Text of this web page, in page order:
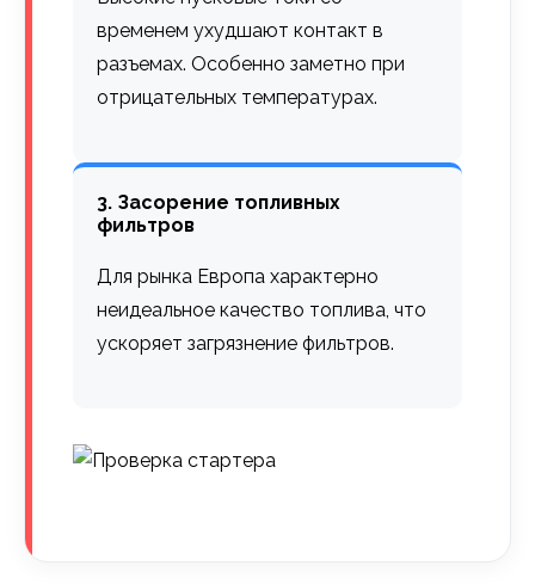
временем ухудшают контакт в
разъемах. Особенно заметно при
отрицательных температурах.
3. Засорение топливных
фильтров
Для рынка Европа характерно
неидеальное качество топлива, что
ускоряет загрязнение фильтров.